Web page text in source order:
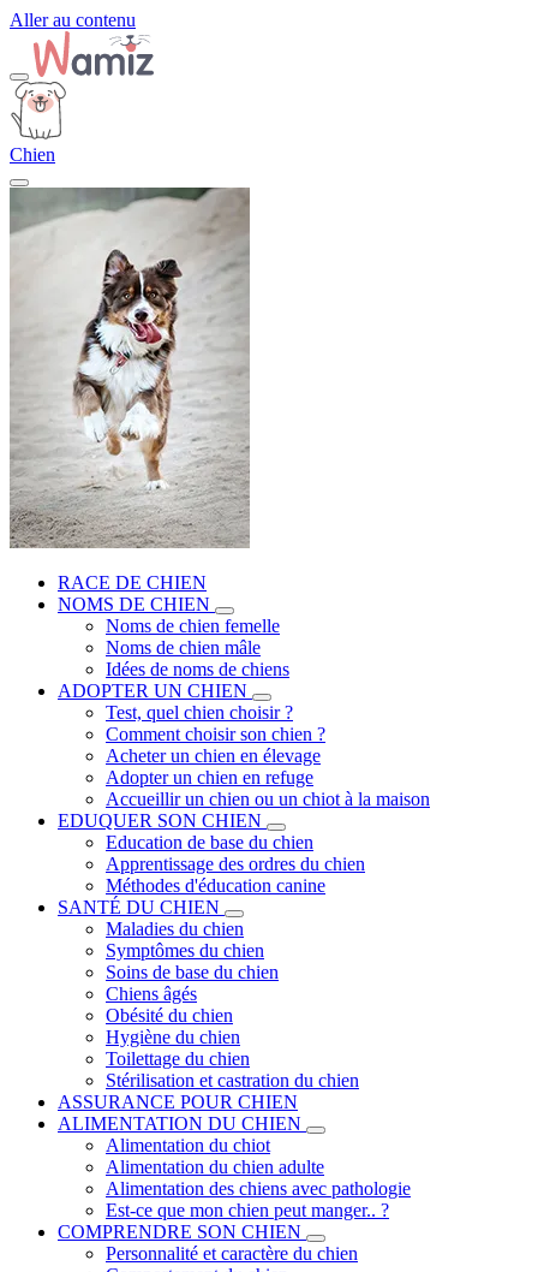
Aller au contenu
Chien
RACE DE CHIEN
NOMS DE CHIEN
Noms de chien femelle
Noms de chien mâle
Idées de noms de chiens
ADOPTER UN CHIEN
Test, quel chien choisir ?
Comment choisir son chien ?
Acheter un chien en élevage
Adopter un chien en refuge
Accueillir un chien ou un chiot à la maison
EDUQUER SON CHIEN
Education de base du chien
Apprentissage des ordres du chien
Méthodes d'éducation canine
SANTÉ DU CHIEN
Maladies du chien
Symptômes du chien
Soins de base du chien
Chiens âgés
Obésité du chien
Hygiène du chien
Toilettage du chien
Stérilisation et castration du chien
ASSURANCE POUR CHIEN
ALIMENTATION DU CHIEN
Alimentation du chiot
Alimentation du chien adulte
Alimentation des chiens avec pathologie
Est-ce que mon chien peut manger.. ?
COMPRENDRE SON CHIEN
Personnalité et caractère du chien